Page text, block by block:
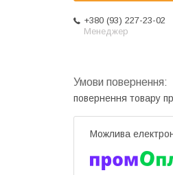
+380 (93) 227-23-02
Менеджер
повернення товару